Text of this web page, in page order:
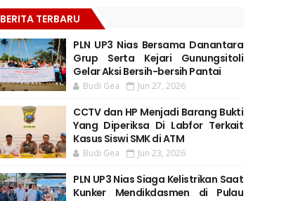
BERITA TERBARU
PLN UP3 Nias Bersama Danantara
Grup Serta Kejari Gunungsitoli
Gelar Aksi Bersih-bersih Pantai
Budi Gea Jun 27, 2026
CCTV dan HP Menjadi Barang Bukti
Yang Diperiksa Di Labfor Terkait
Kasus Siswi SMK di ATM
Budi Gea Jun 23, 2026
PLN UP3 Nias Siaga Kelistrikan Saat
Kunker Mendikdasmen di Pulau